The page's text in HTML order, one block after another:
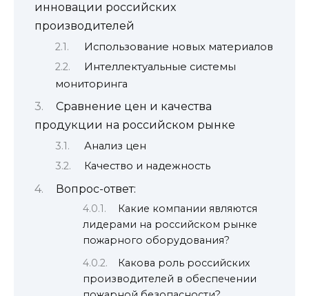
инновации российских
производителей
Использование новых материалов
Интеллектуальные системы
мониторинга
Сравнение цен и качества
продукции на российском рынке
Анализ цен
Качество и надежность
Вопрос-ответ:
Какие компании являются
лидерами на российском рынке
пожарного оборудования?
Какова роль российских
производителей в обеспечении